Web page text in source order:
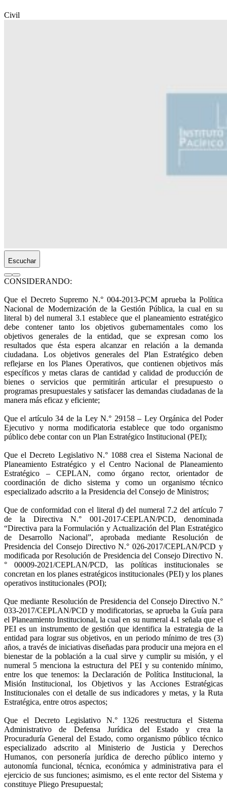
Civil
Escuchar
CONSIDERANDO:
Que el Decreto Supremo N.° 004-2013-PCM aprueba la Política
Nacional de Modernización de la Gestión Pública, la cual en su
literal b) del numeral 3.1 establece que el planeamiento estratégico
debe contener tanto los objetivos gubernamentales como los
objetivos generales de la entidad, que se expresan como los
resultados que ésta espera alcanzar en relación a la demanda
ciudadana. Los objetivos generales del Plan Estratégico deben
reflejarse en los Planes Operativos, que contienen objetivos más
específicos y metas claras de cantidad y calidad de producción de
bienes o servicios que permitirán articular el presupuesto o
programas presupuestales y satisfacer las demandas ciudadanas de la
manera más eficaz y eficiente;
Que el artículo 34 de la Ley N.° 29158 – Ley Orgánica del Poder
Ejecutivo y norma modificatoria establece que todo organismo
público debe contar con un Plan Estratégico Institucional (PEI);
Que el Decreto Legislativo N.° 1088 crea el Sistema Nacional de
Planeamiento Estratégico y el Centro Nacional de Planeamiento
Estratégico – CEPLAN, como órgano rector, orientador de
coordinación de dicho sistema y como un organismo técnico
especializado adscrito a la Presidencia del Consejo de Ministros;
Que de conformidad con el literal d) del numeral 7.2 del artículo 7
de la Directiva N.° 001-2017-CEPLAN/PCD, denominada
“Directiva para la Formulación y Actualización del Plan Estratégico
de Desarrollo Nacional”, aprobada mediante Resolución de
Presidencia del Consejo Directivo N.° 026-2017/CEPLAN/PCD y
modificada por Resolución de Presidencia del Consejo Directivo N.
° 00009-2021/CEPLAN/PCD, las políticas institucionales se
concretan en los planes estratégicos institucionales (PEI) y los planes
operativos institucionales (POI);
Que mediante Resolución de Presidencia del Consejo Directivo N.°
033-2017/CEPLAN/PCD y modificatorias, se aprueba la Guía para
el Planeamiento Institucional, la cual en su numeral 4.1 señala que el
PEI es un instrumento de gestión que identifica la estrategia de la
entidad para lograr sus objetivos, en un periodo mínimo de tres (3)
años, a través de iniciativas diseñadas para producir una mejora en el
bienestar de la población a la cual sirve y cumplir su misión, y el
numeral 5 menciona la estructura del PEI y su contenido mínimo,
entre los que tenemos: la Declaración de Política Institucional, la
Misión Institucional, los Objetivos y las Acciones Estratégicas
Institucionales con el detalle de sus indicadores y metas, y la Ruta
Estratégica, entre otros aspectos;
Que el Decreto Legislativo N.° 1326 reestructura el Sistema
Administrativo de Defensa Jurídica del Estado y crea la
Procuraduría General del Estado, como organismo público técnico
especializado adscrito al Ministerio de Justicia y Derechos
Humanos, con personería jurídica de derecho público interno y
autonomía funcional, técnica, económica y administrativa para el
ejercicio de sus funciones; asimismo, es el ente rector del Sistema y
constituye Pliego Presupuestal;